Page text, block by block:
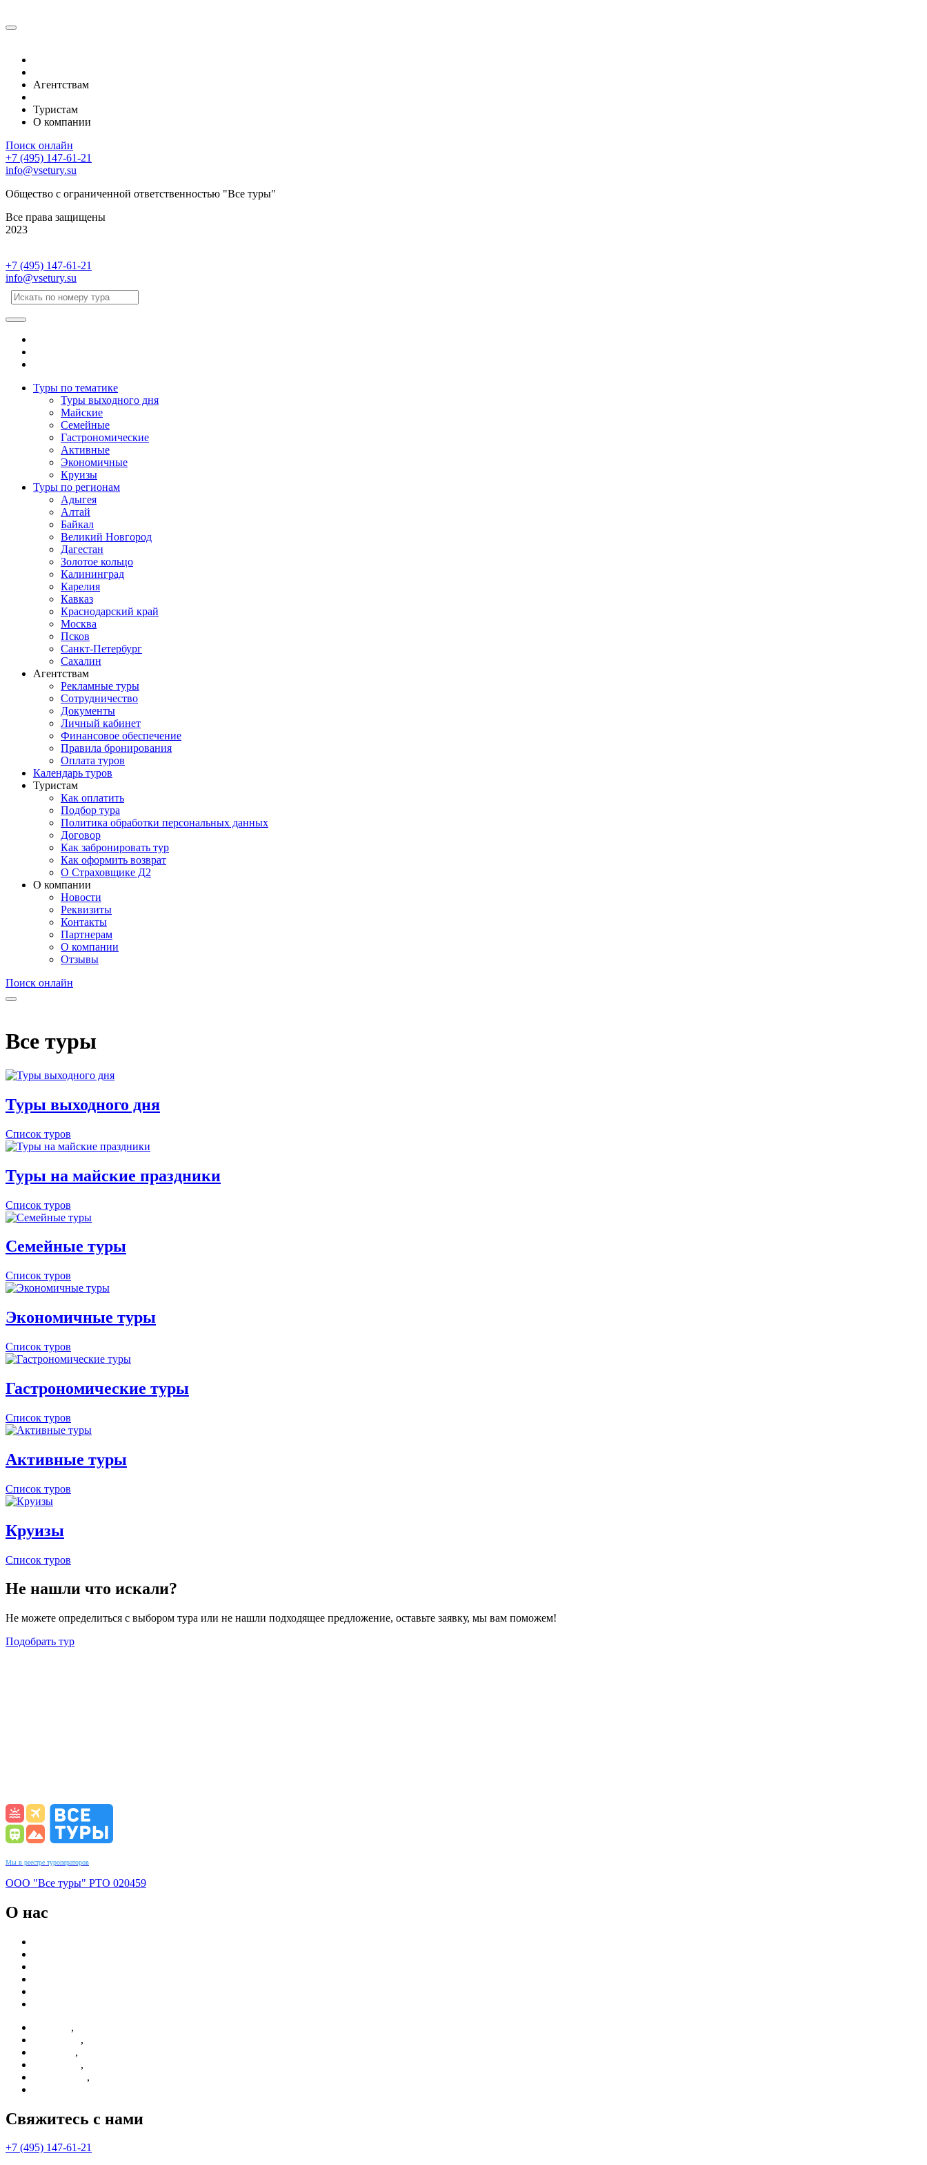
Агентствам
Туристам
О компании
Поиск онлайн
+7 (495) 147-61-21
info@vsetury.su
Общество с ограниченной ответственностью "Все туры"
Все права защищены
2023
+7 (495) 147-61-21
info@vsetury.su
Туры по тематике
Туры выходного дня
Майские
Семейные
Гастрономические
Активные
Экономичные
Круизы
Туры по регионам
Адыгея
Алтай
Байкал
Великий Новгород
Дагестан
Золотое кольцо
Калининград
Карелия
Кавказ
Краснодарский край
Москва
Псков
Санкт-Петербург
Сахалин
Агентствам
Рекламные туры
Сотрудничество
Документы
Личный кабинет
Финансовое обеспечение
Правила бронирования
Оплата туров
Календарь туров
Туристам
Как оплатить
Подбор тура
Политика обработки персональных данных
Договор
Как забронировать тур
Как оформить возврат
О Страховщике Д2
О компании
Новости
Реквизиты
Контакты
Партнерам
О компании
Отзывы
Поиск онлайн
Все туры
Туры выходного дня
Список туров
Туры на майские праздники
Список туров
Семейные туры
Список туров
Экономичные туры
Список туров
Гастрономические туры
Список туров
Активные туры
Список туров
Круизы
Список туров
Не нашли что искали?
Не можете определиться с выбором тура или не нашли подходящее предложение, оставьте заявку, мы вам поможем!
Подобрать тур
Мы в реестре туроператоров
ООО "Все туры" РТО 020459
О нас
,
,
,
,
,
Свяжитесь с нами
+7 (495) 147-61-21